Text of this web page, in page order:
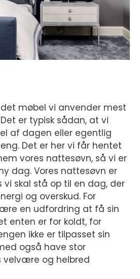
møbel vi anvender mest
er typisk sådan, at vi
af dagen eller egentlig
Det er her vi får hentet
vores nattesøvn, så vi er
dag. Vores nattesøvn er
vi skal stå op til en dag, der
og overskud. For
en udfordring at få sin
enten er for koldt, for
ikke er tilpasset sin
også have stor
velvære og helbred